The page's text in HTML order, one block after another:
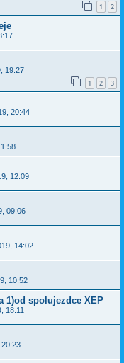
1 2
19:27
1 2 3
20:44
12:09
09:06
14:02
10:52
1)od spolujezdce XEP
18:11
20:23